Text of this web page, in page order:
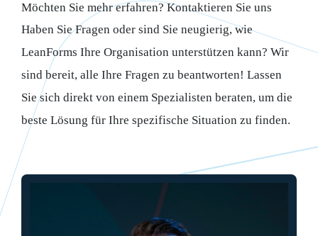
einem praktischen Qualitätsmanagement profitieren.
Und das macht sicherlich alle glücklich.
Möchten Sie mehr erfahren? Kontaktieren Sie uns
Haben Sie Fragen oder sind Sie neugierig, wie
LeanForms Ihre Organisation unterstützen kann? Wir
sind bereit, alle Ihre Fragen zu beantworten! Lassen
Sie sich direkt von einem Spezialisten beraten, um die
beste Lösung für Ihre spezifische Situation zu finden.